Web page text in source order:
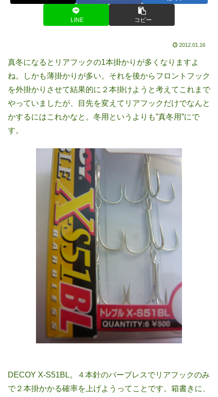
LINE コピー
2012.01.16
真冬になるとリアフックの1本掛かりが多くなりますよ
ね。しかも薄掛かりが多い。それを後からフロントフック
を外掛かりさせて結果的に２本掛けようと考えてこれまで
やっていましたが、目先を変えてリアフックだけでなんと
かするにはこれかなと。冬用というよりも”真冬用”にで
す。
DECOY X-S51BL。４本針のバーブレスでリアフックのみ
で２本掛かかる確率を上げようってことです。箱書きに、